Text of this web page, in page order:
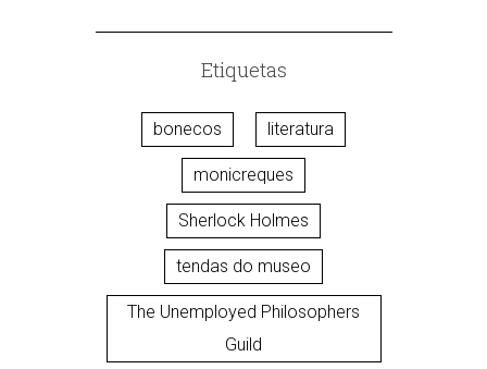
Etiquetas
bonecos literatura
monicreques
Sherlock Holmes
tendas do museo
The Unemployed Philosophers
Guild